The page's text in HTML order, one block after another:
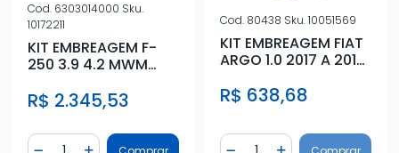
Cod. 6303014000 Sku.
10172211
KIT EMBREAGEM F-
250 3.9 4.2 MWM
ROLAMENTO
R$ 2.345,53
Quantidade
Cod. 80438 Sku.10051569
KIT EMBREAGEM FIAT
ARGO 1.0 2017 A 2019
R$ 638,68
Quantidade